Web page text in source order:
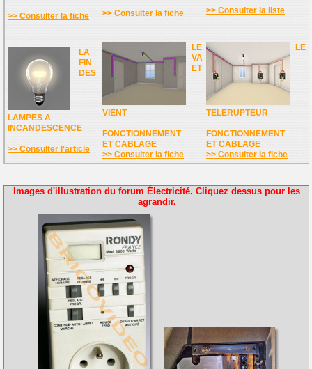
>> Consulter la fiche >> Consulter la fiche >> Consulter la liste
LA
FIN
DES
LAMPES A
INCANDESCENCE
>> Consulter l'article
LE
VA
ET
VIENT
FONCTIONNEMENT
ET CABLAGE
>> Consulter la fiche
LE
TELERUPTEUR
FONCTIONNEMENT
ET CABLAGE
>> Consulter la fiche
Images d'illustration du forum Électricité. Cliquez dessus pour les
agrandir.